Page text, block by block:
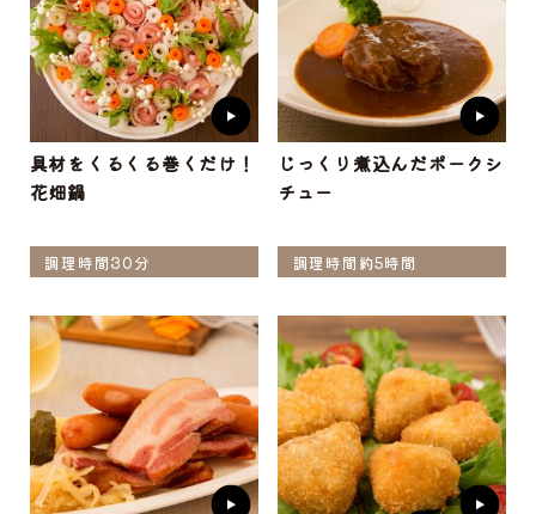
具材をくるくる巻くだけ！
花畑鍋
調理時間30分
じっくり煮込んだポークシ
チュー
調理時間約5時間